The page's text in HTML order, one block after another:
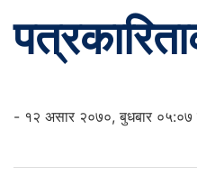
- १२ असार २०७०, बुधबार ०५:०७